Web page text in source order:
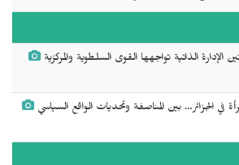
الإدارة الذاتية تواجهها القوى السلطوية والمركزية
في الجزائر… بين المناصفة وتحديات الواقع السياسي